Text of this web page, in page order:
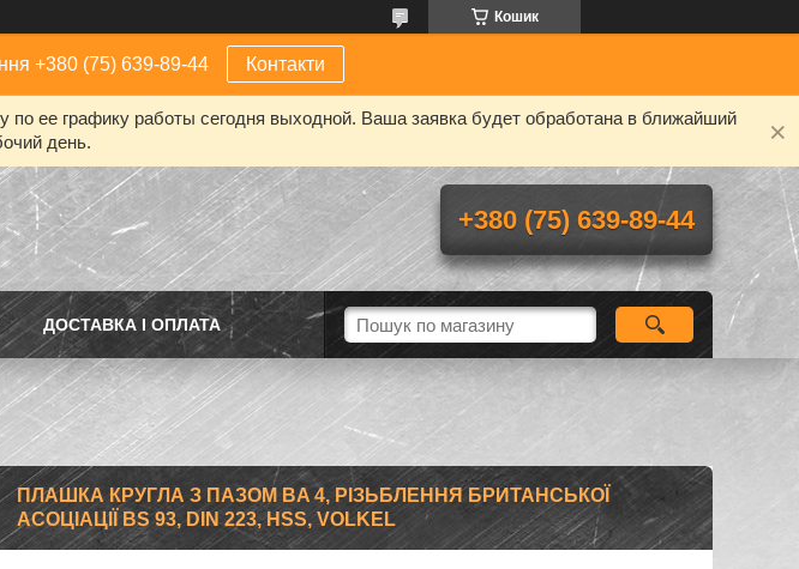
Кошик
+380 (75) 639-89-44 Контакти
ее графику работы сегодня выходной. Ваша заявка будет обработана в ближайший
день.
+380 (75) 639-89-44
ДОСТАВКА І ОПЛАТА
ПЛАШКА КРУГЛА З ПАЗОМ BA 4, РІЗЬБЛЕННЯ БРИТАНСЬКОЇ
АСОЦІАЦІЇ BS 93, DIN 223, HSS, VOLKEL